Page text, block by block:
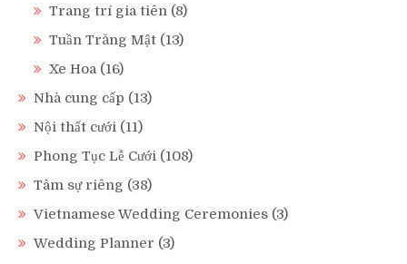
Trang trí gia tiên (8)
Tuần Trăng Mật (13)
Xe Hoa (16)
Nhà cung cấp (13)
Nội thất cưới (11)
Phong Tục Lễ Cưới (108)
Tâm sự riêng (38)
Vietnamese Wedding Ceremonies (3)
Wedding Planner (3)